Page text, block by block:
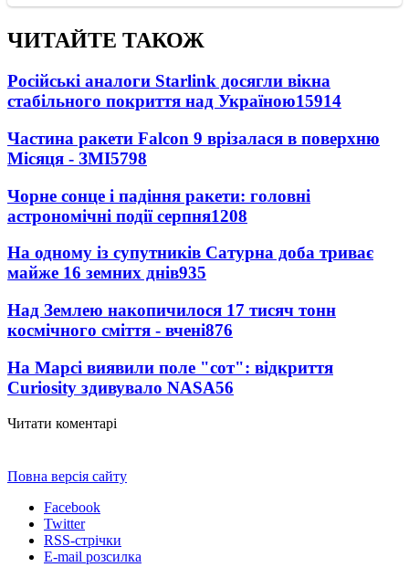
ЧИТАЙТЕ ТАКОЖ
Російські аналоги Starlink досягли вікна
стабільного покриття над Україною15914
Частина ракети Falcon 9 врізалася в поверхню
Місяця - ЗМІ5798
Чорне сонце і падіння ракети: головні
астрономічні події серпня1208
На одному із супутників Сатурна доба триває
майже 16 земних днів935
Над Землею накопичилося 17 тисяч тонн
космічного сміття - вчені876
На Марсі виявили поле "сот": відкриття
Curiosity здивувало NASA56
Читати коментарі
Повна версія сайту
Facebook
Twitter
RSS-стрічки
E-mail розсилка